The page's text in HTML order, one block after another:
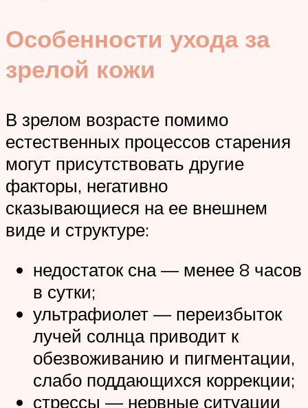
Особенности ухода за
зрелой кожи
В зрелом возрасте помимо
естественных процессов старения
могут присутствовать другие
факторы, негативно
сказывающиеся на ее внешнем
виде и структуре:
недостаток сна — менее 8 часов
в сутки;
ультрафиолет — переизбыток
лучей солнца приводит к
обезвоживанию и пигментации,
слабо поддающихся коррекции;
стрессы — нервные ситуации